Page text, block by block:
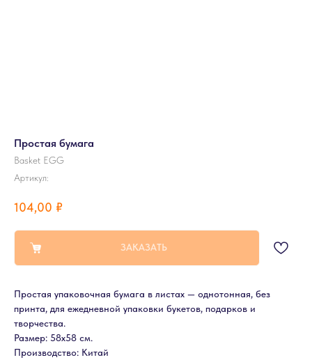
Простая бумага
Basket EGG
Артикул:
104,00 ₽
ЗАКАЗАТЬ
Простая упаковочная бумага в листах — однотонная, без
принта, для ежедневной упаковки букетов, подарков и
творчества.
Размер: 58х58 см.
Производство: Китай